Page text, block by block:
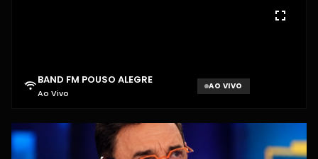
BAND FM POUSO ALEGRE
Ao Vivo
AO VIVO